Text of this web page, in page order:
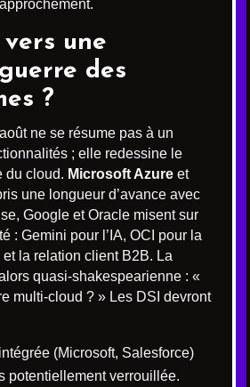
une
des
?
ne se résume pas à un
; elle redessine le
du cloud. Microsoft Azure et
une longueur d’avance avec
Google et Oracle misent sur
: Gemini pour l’IA, OCI pour la
la relation client B2B. La
quasi-shakespearienne : «
multi-cloud ? » Les DSI devront
(Microsoft, Salesforce)
potentiellement verrouillée.